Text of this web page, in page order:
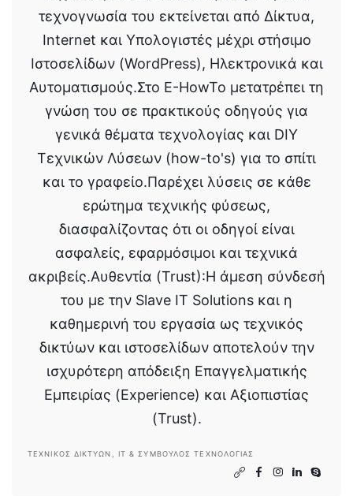
τεχνογνωσία του εκτείνεται από Δίκτυα,
Internet και Υπολογιστές μέχρι στήσιμο
Ιστοσελίδων (WordPress), Ηλεκτρονικά και
Αυτοματισμούς.Στο E-HowTo μετατρέπει τη
γνώση του σε πρακτικούς οδηγούς για
γενικά θέματα τεχνολογίας και DIY
Τεχνικών Λύσεων (how-to's) για το σπίτι
και το γραφείο.Παρέχει λύσεις σε κάθε
ερώτημα τεχνικής φύσεως,
διασφαλίζοντας ότι οι οδηγοί είναι
ασφαλείς, εφαρμόσιμοι και τεχνικά
ακριβείς.Αυθεντία (Trust):Η άμεση σύνδεσή
του με την Slave IT Solutions και η
καθημερινή του εργασία ως τεχνικός
δικτύων και ιστοσελίδων αποτελούν την
ισχυρότερη απόδειξη Επαγγελματικής
Εμπειρίας (Experience) και Αξιοπιστίας
(Trust).
ΤΕΧΝΙΚΌΣ ΔΙΚΤΎΩΝ, IT & ΣΎΜΒΟΥΛΟΣ ΤΕΧΝΟΛΟΓΊΑΣ